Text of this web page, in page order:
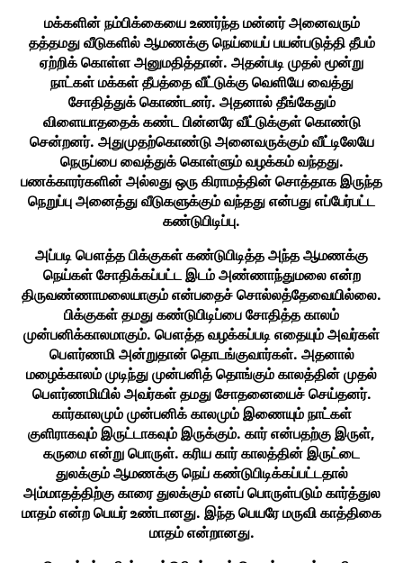
மக்களின் நம்பிக்கையை உணர்ந்த மன்னர் அனைவரும்
தத்தமது வீடுகளில் ஆமணக்கு நெய்யைப் பயன்படுத்தி தீபம்
ஏற்றிக் கொள்ள அனுமதித்தான். அதன்படி முதல் மூன்று
நாட்கள் மக்கள் தீபத்தை வீட்டுக்கு வெளியே வைத்து
சோதித்துக் கொண்டனர். அதனால் தீங்கேதும்
விளையாததைக் கண்ட பின்னரே வீட்டுக்குள் கொண்டு
சென்றனர். அதுமுதற்கொண்டு அனைவருக்கும் வீட்டிலேயே
நெருப்பை வைத்துக் கொள்ளும் வழக்கம் வந்தது.
பணக்காரர்களின் அல்லது ஒரு கிராமத்தின் சொத்தாக இருந்த
நெறுப்பு அனைத்து வீடுகளுக்கும் வந்தது என்பது எப்பேர்பட்ட
கண்டுபிடிப்பு.
அப்படி பௌத்த பிக்குகள் கண்டுபிடித்த அந்த ஆமணக்கு
நெய்கள் சோதிக்கப்பட்ட இடம் அண்ணாந்துமலை என்ற
திருவண்ணாமலையாகும் என்பதைச் சொல்லத்தேவையில்லை.
பிக்குகள் தமது கண்டுபிடிப்பை சோதித்த காலம்
முன்பனிக்காலமாகும். பௌத்த வழக்கப்படி எதையும் அவர்கள்
பௌர்ணமி அன்றுதான் தொடங்குவார்கள். அதனால்
மழைக்காலம் முடிந்து முன்பனித் தொங்கும் காலத்தின் முதல்
பௌர்ணமியில் அவர்கள் தமது சோதனையைச் செய்தனர்.
கார்காலமும் முன்பனிக் காலமும் இணையும் நாட்கள்
குளிராகவும் இருட்டாகவும் இருக்கும். கார் என்பதற்கு இருள்,
கருமை என்று பொருள். கரிய கார் காலத்தின் இருட்டை
துலக்கும் ஆமணக்கு நெய் கண்டுபிடிக்கப்பட்டதால்
அம்மாதத்திற்கு காரை துலக்கும் எனப் பொருள்படும் கார்த்துல
மாதம் என்ற பெயர் உண்டானது. இந்த பெயரே மருவி காத்திகை
மாதம் என்றானது.